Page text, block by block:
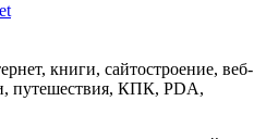
книги, сайтостроение, веб-
путешествия, КПК, PDA,